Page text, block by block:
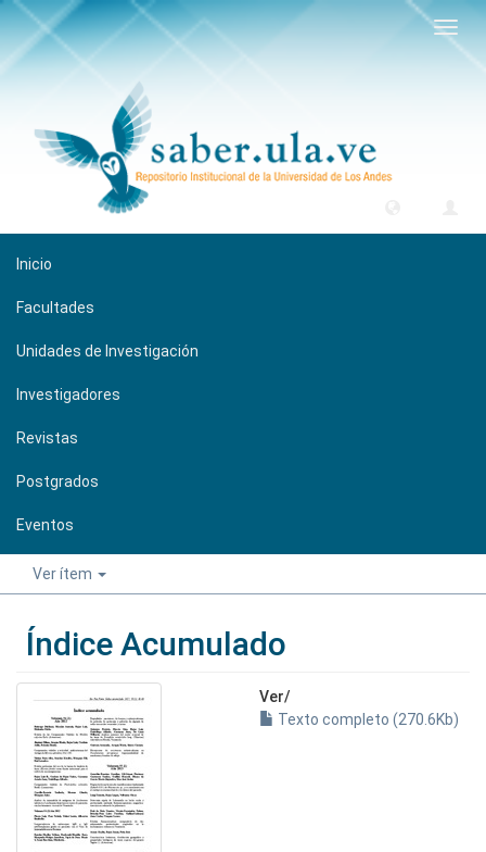
Inicio
Facultades
Unidades de Investigación
Investigadores
Revistas
Postgrados
Eventos
Ver ítem
Índice Acumulado
Ver/
Texto completo (270.6Kb)